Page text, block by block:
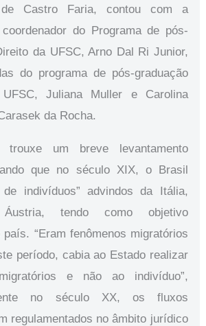
Castro Faria, contou com a
do Programa de pós-
da UFSC, Arno Dal Ri Junior,
do programa de pós-graduação
Juliana Muller e Carolina
da Rocha.
um breve levantamento
que no século XIX, o Brasil
de indivíduos” advindos da Itália,
tendo como objetivo
país. “Eram fenômenos migratórios
período, cabia ao Estado realizar
e não ao indivíduo”,
no século XX, os fluxos
regulamentados no âmbito jurídico